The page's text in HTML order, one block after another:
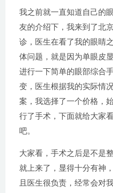
我之前就一直知道自己的
友的介绍下，我来到了北
诊，医生在看了我的眼睛
体问题，就是因为单眼皮
进行一下简单的眼部综合
变，医生根据我的实际情
案，我选择了一个价格，
行了手术，下面就给大家
吧。
大家看，手术之后是不是
就上来了，显得十分有神
且医生很负责，经常会对